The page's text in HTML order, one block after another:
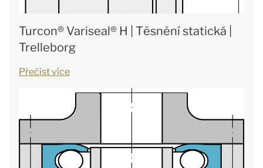
Turcon® Variseal® H | Těsnění statická |
Trelleborg
Přečíst více